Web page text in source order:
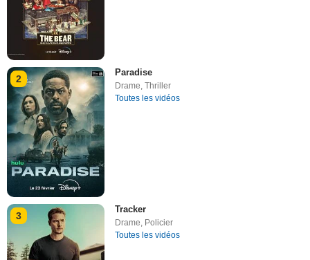
2
Paradise
Drame ,Thriller
Toutes les vidéos
3
Tracker
Drame, Policier
Toutes les vidéos